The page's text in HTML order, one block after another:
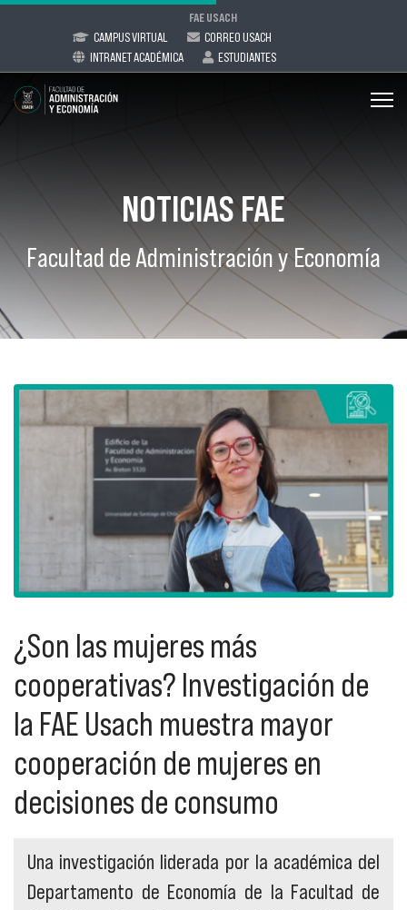
FAE USACH
CAMPUS VIRTUAL
CORREO USACH
INTRANET ACADÉMICA
ESTUDIANTES
NOTICIAS FAE
Facultad de Administración y Economía
¿Son las mujeres más
cooperativas? Investigación de
la FAE Usach muestra mayor
cooperación de mujeres en
decisiones de consumo
Una investigación liderada por la académica del
Departamento de Economía de la Facultad de